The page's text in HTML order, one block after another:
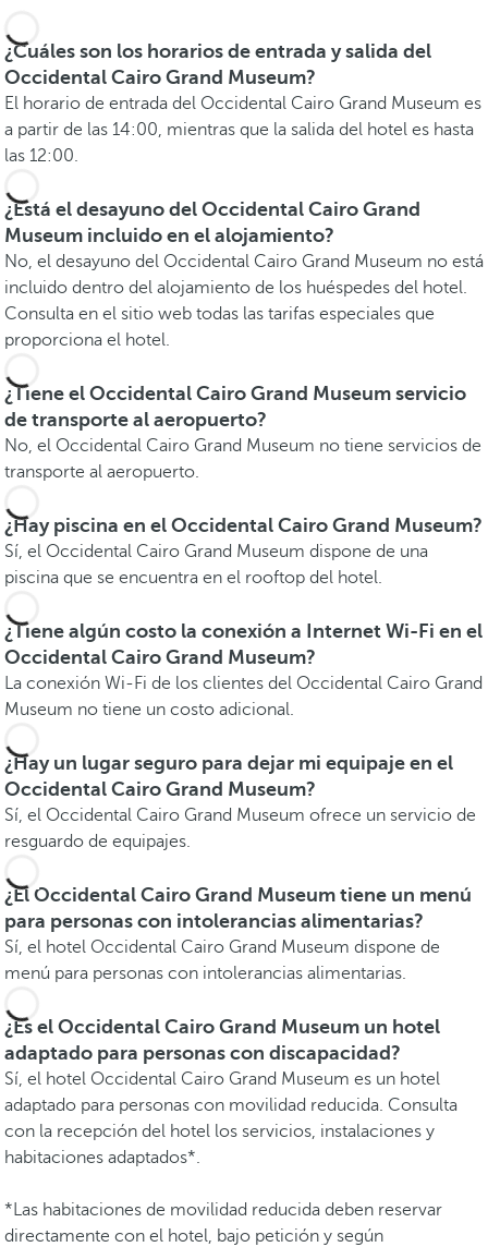
¿Cuáles son los horarios de entrada y salida del
Occidental Cairo Grand Museum?
El horario de entrada del Occidental Cairo Grand Museum es
a partir de las 14:00, mientras que la salida del hotel es hasta
las 12:00.
¿Está el desayuno del Occidental Cairo Grand
Museum incluido en el alojamiento?
No, el desayuno del Occidental Cairo Grand Museum no está
incluido dentro del alojamiento de los huéspedes del hotel.
Consulta en el sitio web todas las tarifas especiales que
proporciona el hotel.
¿Tiene el Occidental Cairo Grand Museum servicio
de transporte al aeropuerto?
No, el Occidental Cairo Grand Museum no tiene servicios de
transporte al aeropuerto.
¿Hay piscina en el Occidental Cairo Grand Museum?
Sí, el Occidental Cairo Grand Museum dispone de una
piscina que se encuentra en el rooftop del hotel.
¿Tiene algún costo la conexión a Internet Wi-Fi en el
Occidental Cairo Grand Museum?
La conexión Wi-Fi de los clientes del Occidental Cairo Grand
Museum no tiene un costo adicional.
¿Hay un lugar seguro para dejar mi equipaje en el
Occidental Cairo Grand Museum?
Sí, el Occidental Cairo Grand Museum ofrece un servicio de
resguardo de equipajes.
¿El Occidental Cairo Grand Museum tiene un menú
para personas con intolerancias alimentarias?
Sí, el hotel Occidental Cairo Grand Museum dispone de
menú para personas con intolerancias alimentarias.
¿Es el Occidental Cairo Grand Museum un hotel
adaptado para personas con discapacidad?
Sí, el hotel Occidental Cairo Grand Museum es un hotel
adaptado para personas con movilidad reducida. Consulta
con la recepción del hotel los servicios, instalaciones y
habitaciones adaptados*.
*Las habitaciones de movilidad reducida deben reservar
directamente con el hotel, bajo petición y según